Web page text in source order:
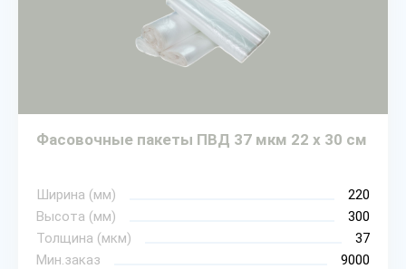
Фасовочные пакеты ПВД 37 мкм 22 х 30 см
Ширина (мм)
220
Высота (мм)
300
Толщина (мкм)
37
Мин.заказ
9000